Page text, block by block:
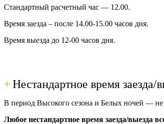
Стандартный расчетный час — 12.00.
Время заезда – после 14.00-15.00 часов дня.
Время выезда до 12-00 часов дня.
+Нестандартное время заезда/
В период Высокого сезона и Белых ночей — не
Любое нестандартное время заезда/выезда